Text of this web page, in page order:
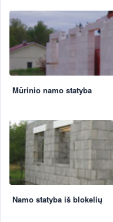
Mūrinio namo statyba
Namo statyba iš blokelių